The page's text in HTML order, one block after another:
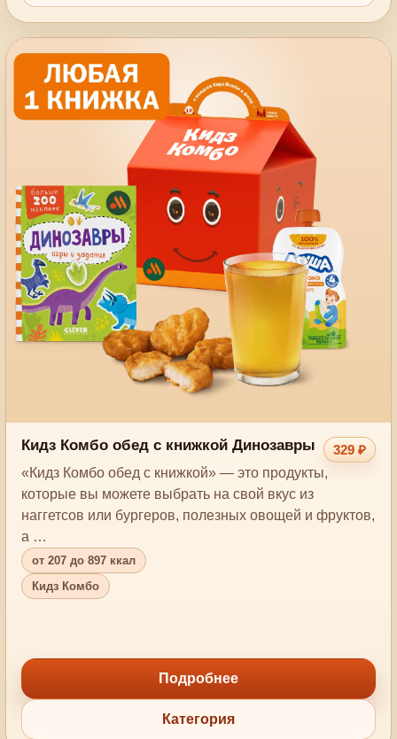
Кидз Комбо обед с книжкой Динозавры
329 ₽
«Кидз Комбо обед с книжкой» — это продукты,
которые вы можете выбрать на свой вкус из
наггетсов или бургеров, полезных овощей и фруктов,
а …
от 207 до 897 ккал
Кидз Комбо
Подробнее
Категория